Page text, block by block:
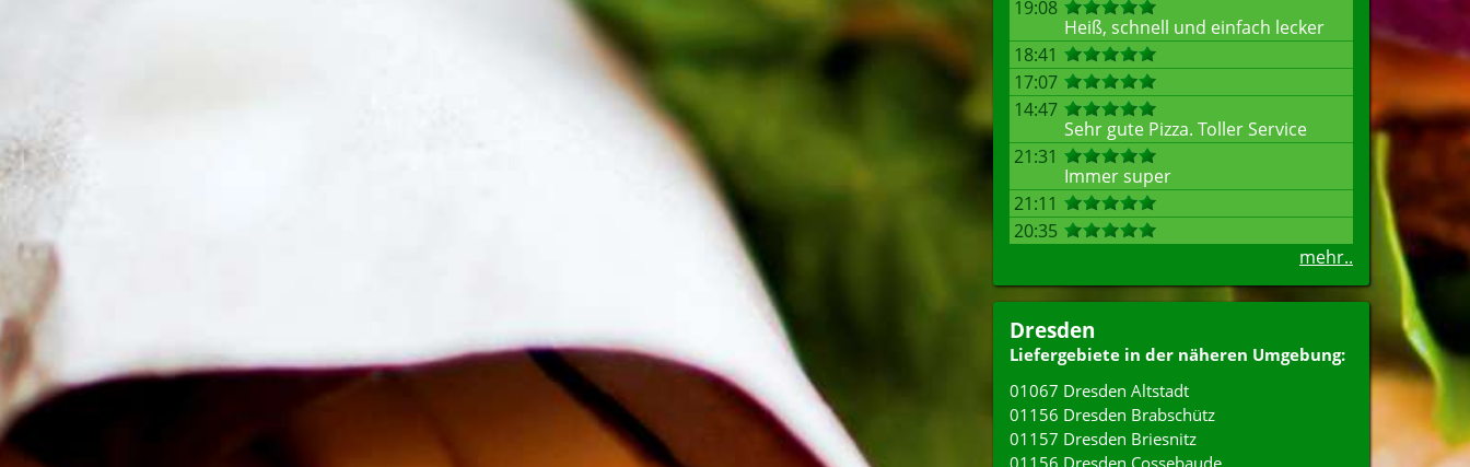
19:08
Heiß, schnell und einfach lecker
18:41
17:07
14:47
Sehr gute Pizza. Toller Service
21:31
Immer super
21:11
20:35
mehr..
Dresden
Liefergebiete in der näheren Umgebung:
01067 Dresden Altstadt
01156 Dresden Brabschütz
01157 Dresden Briesnitz
01156 Dresden Cossebaude